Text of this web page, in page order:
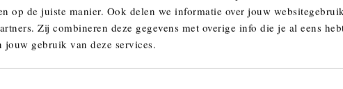
op de juiste manier. Ook delen we informatie over jouw
Zij combineren deze gegevens met overige info die je al eens
jouw gebruik van deze services.
houdt je in alle opzichten geïnformeerd, verbonden en op en top
hebt verbonden, kun je bellen of naar je favoriete muziek